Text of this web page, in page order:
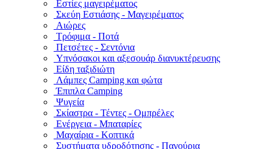
Εστίες μαγειρέματος
Σκεύη Εστιάσης - Μαγειρέματος
Αιώρες
Τρόφιμα - Ποτά
Πετσέτες - Σεντόνια
Υπνόσακοι και αξεσουάρ διανυκτέρευσης
Είδη ταξιδιώτη
Λάμπες Camping και φώτα
Έπιπλα Camping
Ψυγεία
Σκίαστρα - Τέντες - Ομπρέλες
Ενέργεια - Μπαταρίες
Μαχαίρια - Κοπτικά
Συστήματα υδροδότησης - Παγούρια